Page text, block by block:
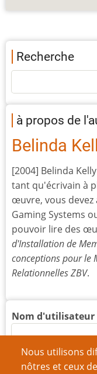
Nous utilisons
nôtres et ceux
Recherche
à propos de
Belinda
[2004] Belinda
tant qu'écrivain à
œuvre, vous devez
Gaming Systems
pouvoir lire des
d'Installation de
conceptions pour le
Relationnelles ZBV.
Nom d'utilisateur
Mot de passe